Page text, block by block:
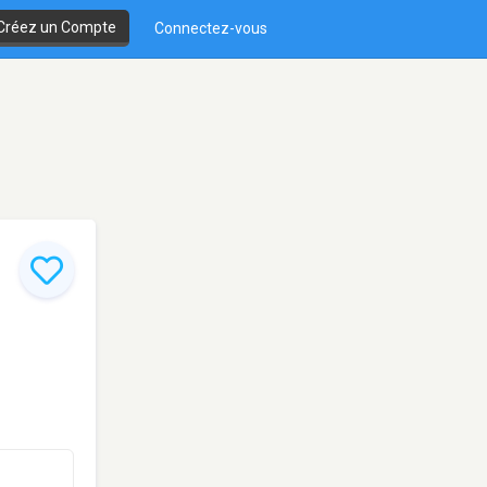
un Compte Connectez-vous